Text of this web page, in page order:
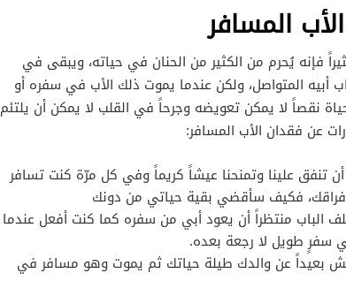
المسافر
فإنه يُحرم من الكثير من الحنان في حياته، ويبقى في
أبيه المتواصل، ولكن عندما يموت ذلك الأب في سفره أو
نقصاً لا يمكن تعويضه وجرحاً في القلب لا يمكن أن يلتئم
عن فقدان الأب المسافر:
تنفق علينا وتمنحنا عيشاً كريماً وفي كل مرّة كنت تسافر
فكيف سأقضي بقية حياتي من دونك
منتظراً أن يعود أبي من سفره كما كنت أفعل عندما
سفرٍ طويل لا رجعة بعده.
عن والدك طيلة حياتك ثم يموت وهو مسافر في